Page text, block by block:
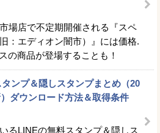
場店で不定期開催される『スペ
：エディオン闇市）』には価格.
の商品が登場することも！
タンプ＆隠しスタンプまとめ（20
ダウンロード方法＆取得条件
るLINEの無料スタンプ＆隠しス